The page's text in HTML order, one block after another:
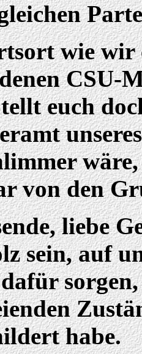
wie wir
CSU-
euch
von den
liebe
sein, auf
sorgen,
habe.